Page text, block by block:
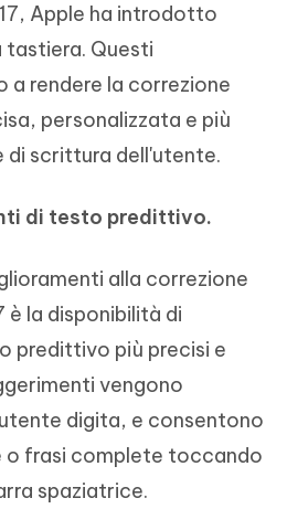
Apple ha introdotto
tastiera. Questi
a rendere la correzione
personalizzata e più
scrittura dell'utente.
di testo predittivo.
alla correzione
è la disponibilità di
predittivo più precisi e
vengono
digita, e consentono
o frasi complete toccando
spaziatrice.